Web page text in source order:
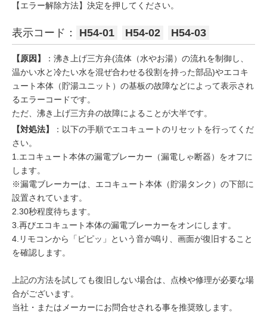
【エラー解除方法】決定を押してください。
表示コード： H54-01 H54-02 H54-03
【原因】
：沸き上げ三方弁(流体（水やお湯）の流れを制御し、
温かい水と冷たい水を混ぜ合わせる役割を持った部品)やエコキ
ュート本体（貯湯ユニット）の基板の故障などによって表示され
るエラーコードです。
ただ、沸き上げ三方弁の故障によることが大半です。
【対処法】
：以下の手順でエコキュートのリセットを行ってくだ
さい。
1.エコキュート本体の漏電ブレーカー（漏電しゃ断器）をオフに
します。
※漏電ブレーカーは、エコキュート本体（貯湯タンク）の下部に
設置されています。
2.30秒程度待ちます。
3.再びエコキュート本体の漏電ブレーカーをオンにします。
4.リモコンから「ピピッ」という音が鳴り、画面が復旧すること
を確認します。
上記の方法を試しても復旧しない場合は、点検や修理が必要な場
合がございます。
当社・またはメーカーにお問合せされる事を推奨致します。